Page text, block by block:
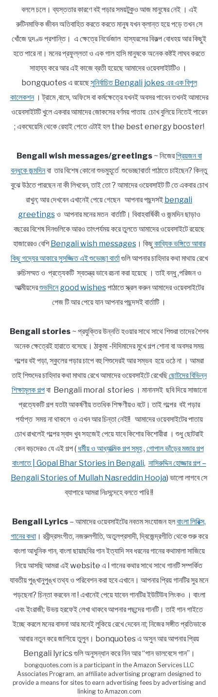
বললে চলে। ব্যস্ততার কারণে বই পড়ার সময়টুকুও আজ মানুষের নেই । এই
রুটিনমাফিক জীবন অতিবাহিত করতে করতে মানুষ যখন ক্লান্ত হয়ে পড়ে তখন সে
খোঁজে দুদণ্ড প্রশান্তি। এ ক্ষেত্রে নির্ভেজাল হাস্যরসের বিকল্প বোধহয় আর কিছুই
হতে পারে না। মনের প্রফুল্লতা ও এক গাল হাসি মানুষকে অনেক কষ্টই লাঘব করতে
সাহায্য করে আর এই কাজে ব্রতী হয়েছে আমাদের ওয়েবসাইটটিও ।
bongquotes এ রয়েছেসুনির্বাচিত Bengali jokes এর এক বিপুল
কালেকশন। ট্রামে ,বাসে, অফিসে বা কর্মক্ষেত্রে যখনই অবসর পাবেন তখনই আমাদের
ওয়েবসাইটটি খুলে একবার আমাদের জোকসের বর্ণময় পাতায় চোখ বুলিয়ে নিতেই পারেন
; একঘেয়েমি থেকে রেহাই পেতে এটাই হল the best energy booster!
Bengali wish messages/greetings~ নিজেরপ্রিয়জন বা
বন্ধুকে জন্মদিনবা তার বিশেষ কোনো শুভমুহূর্তে শুভেচ্ছাবার্তা পাঠাতে চাইছেন? কিন্তু
বুঝে উঠতে পারছেন না কী লিখবেন, তাই তো ? আমাদের ওয়েবসাইট টি তে একবার চোখ
রাখুন; আর দেখবেন এখানেই পেয়ে গেছেন আপনার পছন্দসই bengali
greetingsও আপনার মনের মতন বার্তাটি। বিবাহবার্ষিকী ও জন্মদিন ছাড়াও
বছরের বিশেষ দিনগুলিকে আরও তাৎপর্যময় করে তুলতে আমাদের ওয়েবসাইটে রয়েছে
হাজারেরও বেশিBengali wish messages। কিছুকাব্যিক ভঙ্গিতে আবার
কিছু গদ্যের আকারে সুসজ্জিত এই শুভেচ্ছা বার্তাগুলি আপনার চাহিদার কথা মাথায় রেখে
রুচিসম্মত ও প্রত্যেকটি স্বতন্ত্র ভাবে রচনা করা হয়েছে । তাই বন্ধু ,পরিজন ও
আত্মীয়দেরশুভদিনে good wishesপাঠাতে স্ক্রল করুন আমাদের ওয়েবসাইটের
পেজ টি আর পেয়ে যান আপনার পছন্দসই বার্তাটি ।
Bengali stories ~ প্রযুক্তির উন্নতি হওয়ার সাথে সাথে শিশুরা তাদের শৈশব
অনেক ক্ষেত্রেই হারাতে বসেছে। ঠাকুমা -দিদিমাদের মুখে গল্প শোনা বা অবসর সময়
গল্পের বই পড়া, স্কুলের পড়ার চাপে বহু শিশুদেরই আর সম্ভব হয়ে ওঠে না । আমরা
তাই শিশুদের চাহিদার কথা মাথায় রেখে আমাদের ওয়েবসাইটে রেখেছিছোটদের বিভিন্ন
শিক্ষামূলক গল্পবা Bengali moral stories । মানানসই ছবি দিয়ে সাজানো
প্রত্যেকটি গল্প যতটা আকর্ষণীয় ততধিক শিক্ষণীয়ও বটে। তাই গল্পের বই পড়ার
পর্যাপ্ত সময় না থাকলে ও এখন আর চিন্তা নেই!! আমাদের ওয়েবসাইটের পাতায়
চোখ রাখলেই গল্পের স্বাদ খুব সহজেই পেয়ে যাবে কিশোর কিশোরীরা । শুধু ছোটরাই
কেন বড়দেরও যে এই গল্প ( ধর্মীয় ও আধ্যাত্মিক গল্প সমূহ, গোপাল ভাঁড়ের মজার গল্প
বাংলাতে | Gopal Bhar Stories in Bengali, নাসিরুদ্দিন হোজ্জার গল্প –
Bengali Stories of Mullah Nasreddin Hooja) ভালো লাগবে সে
ব্যাপারে আমরা নিঃসন্দেহে বলতে পারি !!
Bengali Lyrics – আমাদের ওয়েবসাইটের নবতম সংযোজন হলবাংলা লিরিক্স,
গানের কথা। রবীন্দ্রসংগীত, নজরুলগীতি, অতুলপ্রসাদী, দ্বিজেন্দ্রগীতি থেকে শুরু করে
বাংলা আধুনিক গান, বাংলা ছায়াছবির গান ইত্যাদি সব ধরনের গানের কথামালা সাজিয়ে
নিয়ে আসছি আমরা এই website এ l গানের কথার সাথে সাথে গানটি সম্পর্কিত
যাবতীয় পুঙ্খানুপুঙ্খ তথ্য ও পরিবেশন করা হবে এখানে। আপনার প্রিয় গানটির সুর মনে
পড়ছেনা? চিন্তা করবেন না ! এখানেই পেয়ে যাবেন গানটির ইউটিউব লিংকও । বাংলা
এবং ইংরাজী; উভয় হরফেই লেখা থাকবে আপনার পছন্দের গানটি। তাই গান গাইতে
ইচ্ছে করলে মনের বাসনা আর মনেই লুকিয়ে রেখে দেবেন না; নিজের সঙ্গীত প্রতিভাকে
আবার নতুন করে জাগিয়ে তুলুন। bonquotes এ অসুন আর আপনার প্রিয়
Bengali lyrics গুলি অনুসন্ধান করে নিন আর “গান ভালবেসে গান”।
bongquotes.com is a participant in the Amazon Services LLC
Associates Program, an affiliate advertising program designed to
provide a means for sites to earn advertising fees by advertising and
linking to Amazon.com